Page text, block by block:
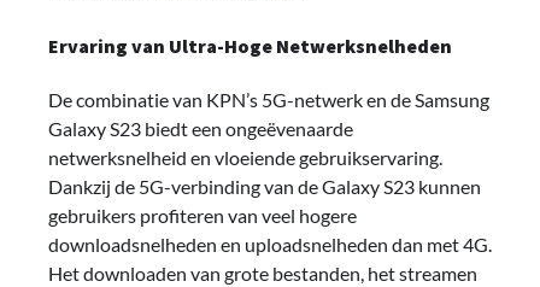
Ervaring van Ultra-Hoge Netwerksnelheden
De combinatie van KPN’s 5G-netwerk en de Samsung
Galaxy S23 biedt een ongeëvenaarde
netwerksnelheid en vloeiende gebruikservaring.
Dankzij de 5G-verbinding van de Galaxy S23 kunnen
gebruikers profiteren van veel hogere
downloadsnelheden en uploadsnelheden dan met 4G.
Het downloaden van grote bestanden, het streamen